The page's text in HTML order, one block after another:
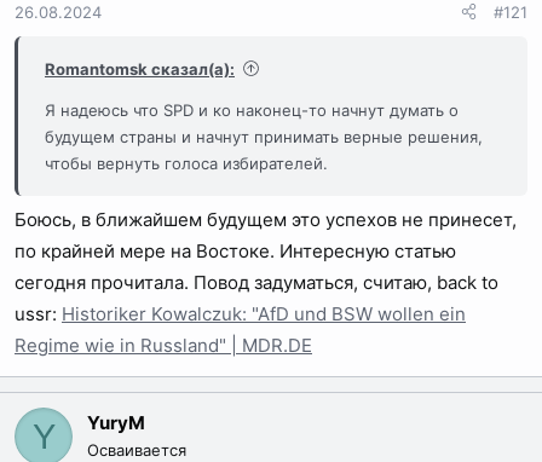
ы
26.08.2024 #121
Romantomsk сказал(а):
Я надеюсь что SPD и ко наконец-то начнут думать о
будущем страны и начнут принимать верные решения,
чтобы вернуть голоса избирателей.
Боюсь, в ближайшем будущем это успехов не принесет,
по крайней мере на Востоке. Интересную статью
сегодня прочитала. Повод задуматься, считаю, back to
ussr: Historiker Kowalczuk: "AfD und BSW wollen ein
Regime wie in Russland" | MDR.DE
Y YuryM
Осваивается